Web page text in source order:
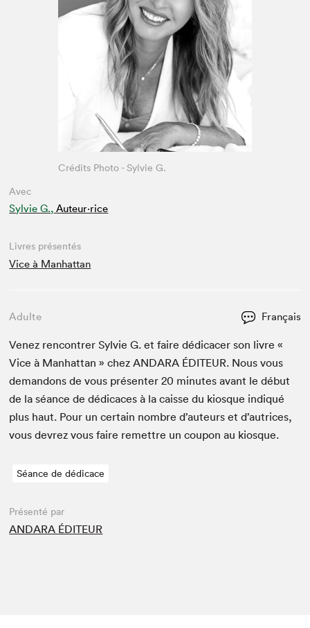
Avec
Sylvie G., Auteur·rice
Crédits Photo - Sylvie G.
Livres présentés
Vice à Manhattan
Adulte Français
Venez ren­con­tr­er Sylvie G. et faire dédi­cac­er son livre «
Vice à Man­hat­tan » chezANDARA ÉDI­TEUR. Nous vous
deman­dons de vous présen­ter20 min­utes avant le début
de la séance de dédi­caces à la caisse du kiosque indiqué
plus haut. Pour un cer­tain nom­bre d’auteurs et d’autrices,
vous devrez vous faire remet­tre un coupon au kiosque.
Séance de dédicace
Présenté par
ANDARA ÉDITEUR